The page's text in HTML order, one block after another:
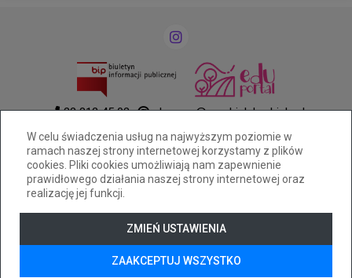
W celu świadczenia usług na najwyższym poziomie w
ramach naszej strony internetowej korzystamy z plików
cookies. Pliki cookies umożliwiają nam zapewnienie
prawidłowego działania naszej strony internetowej oraz
realizację jej funkcji.
ZMIEŃ USTAWIENIA
ZAAKCEPTUJ WSZYSTKO
33 812 45 03
ekonom@cuw.bielsko-biala.pl
Komorowicka 27, 43-300 Bielsko-Biała
AE:PL-30567-80333-VSTVT-20
Deklaracja dostępności
Tryb wysokiego kontrastu